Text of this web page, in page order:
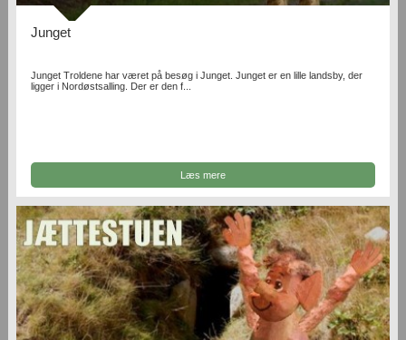
Junget
Junget Troldene har været på besøg i Junget. Junget er en lille landsby, der
ligger i Nordøstsalling. Der er den f...
Læs mere